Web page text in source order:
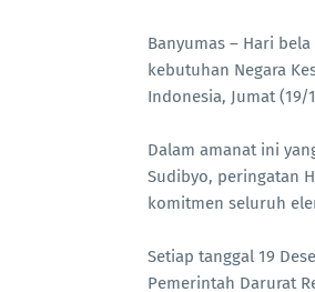
‎Banyumas – Hari
kebutuhan Negara
Indonesia, Jumat (19/
‎Dalam amanat ini
Sudibyo, peringatan
komitmen seluruh
‎Setiap tanggal 19
Pemerintah Darurat